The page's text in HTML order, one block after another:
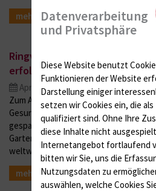
mehr
Ringvorlesung "Garten und
erfolgreich
Apr. 04, 2014
Zum Auftakt der interdisziplinären
Gesundheit" haben etwa 200
gespannt den Ausführungen des
Gartens, Prof. Dr. Stefan Porembski,
weltweit gelauscht. Dabei erfuhren
mehr
Datenverarbeitung
und Privatsphäre
Diese Website benutzt
Funktionieren der Website
Darstellung einiger
setzen wir Cookies ein, die
qualifiziert sind. Ohne Ihre
diese Inhalte nicht
Internetangebot fortlaufend
bitten wir Sie, uns die
Nutzungsdaten zu
auswählen, welche Cookies